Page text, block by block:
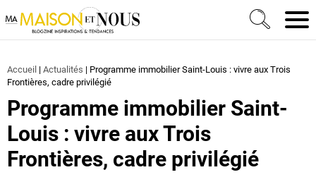
Ma Maison et Nous Construction, rénovation &
Accueil | Actualités | Programme immobilier Saint-Louis : vivre aux Trois
Frontières, cadre privilégié
Programme immobilier Saint-
Louis : vivre aux Trois
Frontières, cadre privilégié